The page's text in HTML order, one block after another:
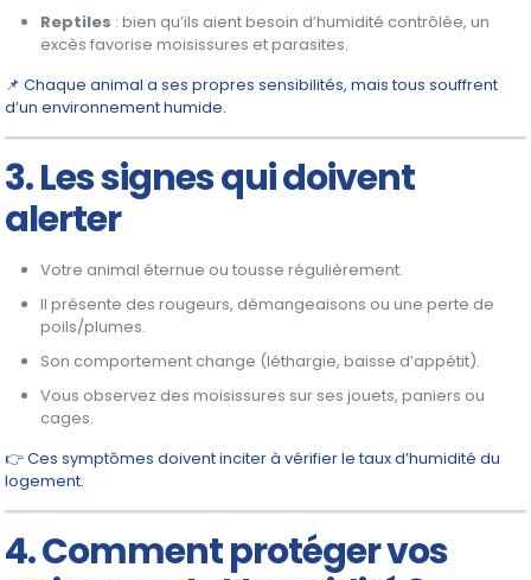
Reptiles : bien qu’ils aient besoin d’humidité contrôlée, un
excès favorise moisissures et parasites.
📌 Chaque animal a ses propres sensibilités, mais tous souffrent
d’un environnement humide.
3. Les signes qui doivent
alerter
Votre animal éternue ou tousse régulièrement.
Il présente des rougeurs, démangeaisons ou une perte de
poils/plumes.
Son comportement change (léthargie, baisse d’appétit).
Vous observez des moisissures sur ses jouets, paniers ou
cages.
👉 Ces symptômes doivent inciter à vérifier le taux d’humidité du
logement.
4. Comment protéger vos